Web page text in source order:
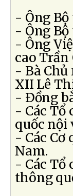
- Ông
- Ông
- Ông
cao Trần
- Bà
XII Lê
- Ðồng
- Các Tổ
quốc nội
- Các
Nam.
- Các Tổ
thông